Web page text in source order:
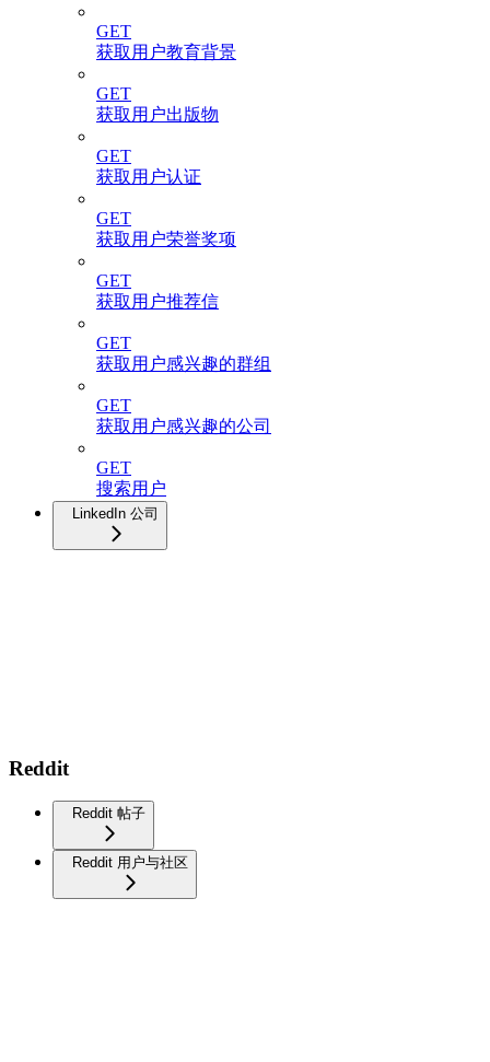
GET
获取用户教育背景
GET
获取用户出版物
GET
获取用户认证
GET
获取用户荣誉奖项
GET
获取用户推荐信
GET
获取用户感兴趣的群组
GET
获取用户感兴趣的公司
GET
搜索用户
LinkedIn 公司
Reddit
Reddit 帖子
Reddit 用户与社区